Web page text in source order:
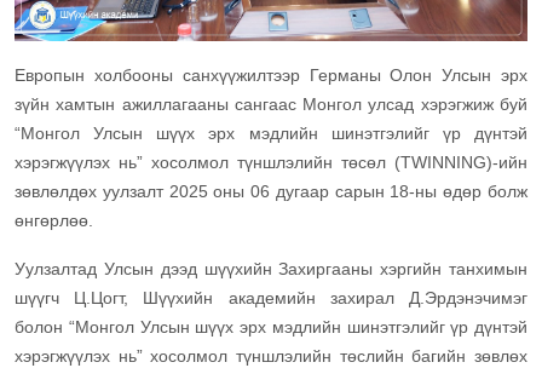
Европын холбооны санхүүжилтээр Германы Олон Улсын эрх
зүйн хамтын ажиллагааны сангаас Монгол улсад хэрэгжиж буй
“Монгол Улсын шүүх эрх мэдлийн шинэтгэлийг үр дүнтэй
хэрэгжүүлэх нь” хосолмол түншлэлийн төсөл (TWINNING)-ийн
зөвлөлдөх уулзалт 2025 оны 06 дугаар сарын 18-ны өдөр болж
өнгөрлөө.
Уулзалтад Улсын дээд шүүхийн Захиргааны хэргийн танхимын
шүүгч Ц.Цогт, Шүүхийн академийн захирал Д.Эрдэнэчимэг
болон “Монгол Улсын шүүх эрх мэдлийн шинэтгэлийг үр дүнтэй
хэрэгжүүлэх нь” хосолмол түншлэлийн төслийн багийн зөвлөх